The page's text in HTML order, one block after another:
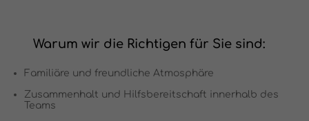
Warum wir die Richtigen für Sie sind:
Familiäre und freundliche Atmosphäre
Zusammenhalt und Hilfsbereitschaft innerhalb des
Teams